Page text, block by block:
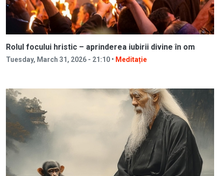
Rolul focului hristic – aprinderea iubirii divine în om
Tuesday, March 31, 2026 - 21:10 • Meditație